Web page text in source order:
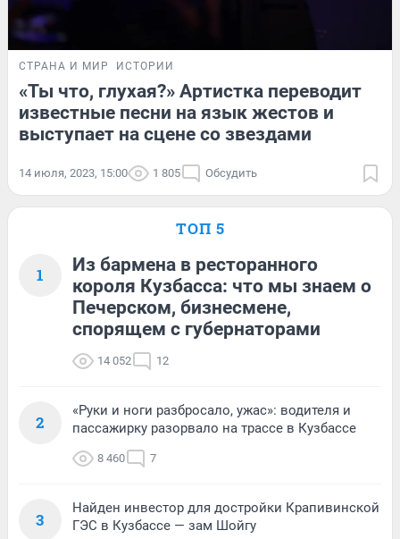
СТРАНА И МИР ИСТОРИИ
«Ты что, глухая?» Артистка переводит
известные песни на язык жестов и
выступает на сцене со звездами
14 июля, 2023, 15:00 1 805 Обсудить
ТОП 5
1
Из бармена в ресторанного
короля Кузбасса: что мы знаем о
Печерском, бизнесмене,
спорящем с губернаторами
14 052 12
2
«Руки и ноги разбросало, ужас»: водителя и
пассажирку разорвало на трассе в Кузбассе
8 460 7
3
Найден инвестор для достройки Крапивинской
ГЭС в Кузбассе — зам Шойгу